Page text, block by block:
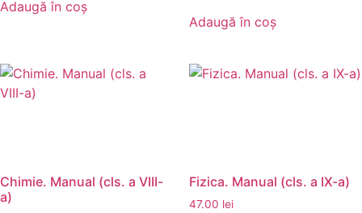
Adaugă în coș
Adaugă în coș
Chimie. Manual (cls. a VIII-
a)
Fizica. Manual (cls. a IX-a)
47.00 lei